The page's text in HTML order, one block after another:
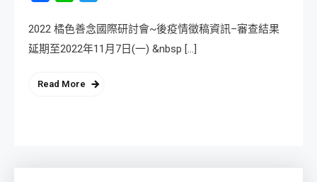
2022 橘色善念國際研討會~後疫情徵稿資訊–審查結果
延期至2022年11月7日(一) &nbsp […]
Read More